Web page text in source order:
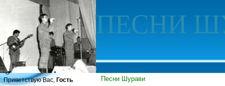
ПЕСНИ
Песни Шурави
Приветствую Вас, Гость